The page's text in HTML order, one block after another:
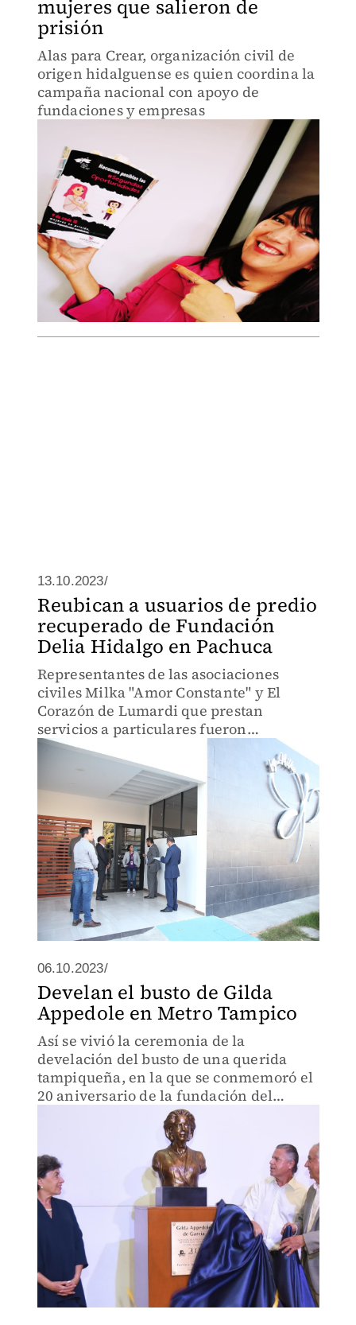
mujeres que salieron de
prisión
Alas para Crear, organización civil de
origen hidalguense es quien coordina la
campaña nacional con apoyo de
fundaciones y empresas
13.10.2023/
Reubican a usuarios de predio
recuperado de Fundación
Delia Hidalgo en Pachuca
Representantes de las asociaciones
civiles Milka "Amor Constante" y El
Corazón de Lumardi que prestan
servicios a particulares fueron
notificados por el gobierno para dejar
las instalaciones
06.10.2023/
Develan el busto de Gilda
Appedole en Metro Tampico
Así se vivió la ceremonia de la
develación del busto de una querida
tampiqueña, en la que se conmemoró el
20 aniversario de la fundación del